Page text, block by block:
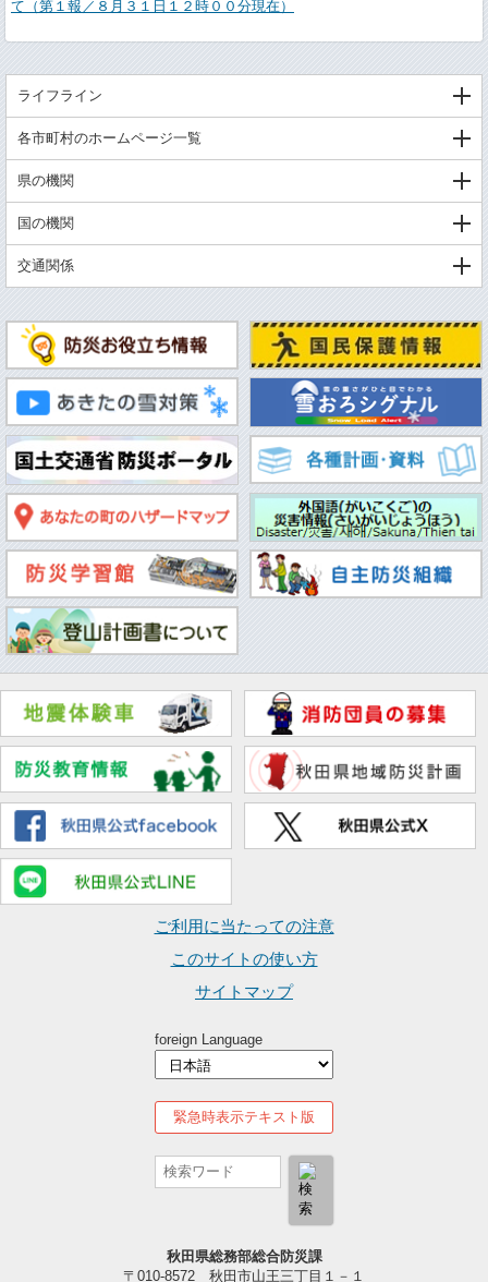
て（第１報／８月３１日１２時００分現在）
ライフライン
各市町村のホームページ一覧
県の機関
国の機関
交通関係
ご利用に当たっての注意
このサイトの使い方
サイトマップ
foreign Language
緊急時表示テキスト版
秋田県総務部総合防災課
〒010-8572 秋田市山王三丁目１－１